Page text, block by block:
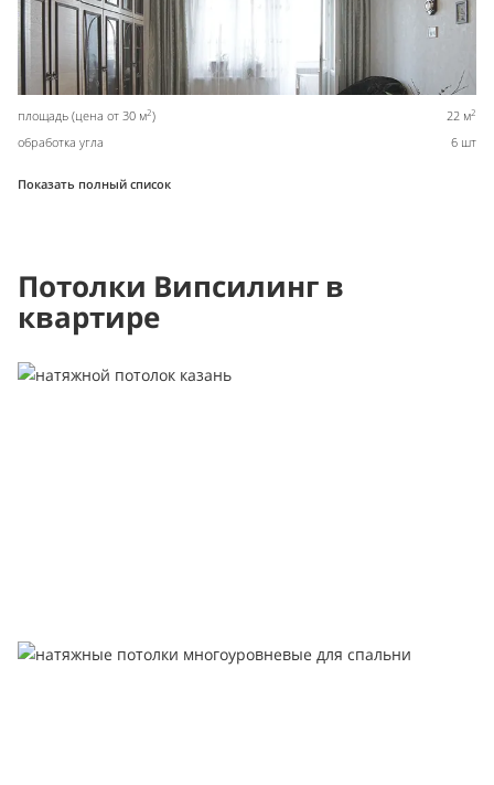
площадь (цена от 30 м2) 22 м2
обработка угла 6 шт
Показать полный список
Потолки Випсилинг в
квартире